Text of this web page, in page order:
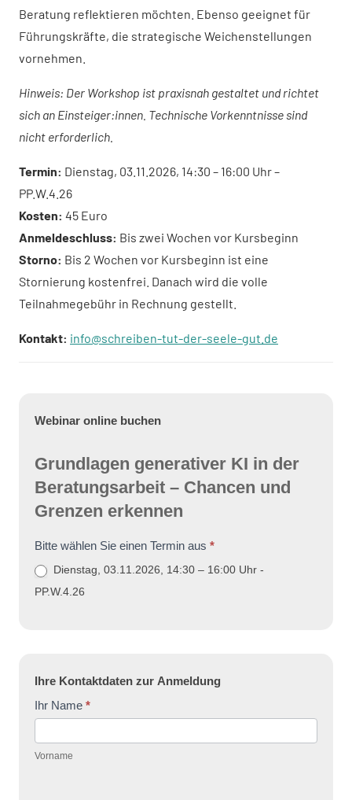
Beratung reflektieren möchten. Ebenso geeignet für
Führungskräfte, die strategische Weichenstellungen
vornehmen.
Hinweis: Der Workshop ist praxisnah gestaltet und richtet
sich an Einsteiger:innen. Technische Vorkenntnisse sind
nicht erforderlich.
Termin: Dienstag, 03.11.2026, 14:30 – 16:00 Uhr –
PP.W.4.26
Kosten: 45 Euro
Anmeldeschluss: Bis zwei Wochen vor Kursbeginn
Storno: Bis 2 Wochen vor Kursbeginn ist eine
Stornierung kostenfrei. Danach wird die volle
Teilnahmegebühr in Rechnung gestellt.
Kontakt: info@schreiben-tut-der-seele-gut.de
generativer
der
Beratungsarbeit
Webinar online buchen
Grundlagen generativer KI in der
Beratungsarbeit – Chancen und
Grenzen erkennen
Bitte wählen Sie einen Termin aus *
Dienstag, 03.11.2026, 14:30 – 16:00 Uhr -
PP.W.4.26
Ihre Kontaktdaten zur Anmeldung
Ihr Name *
Vorname